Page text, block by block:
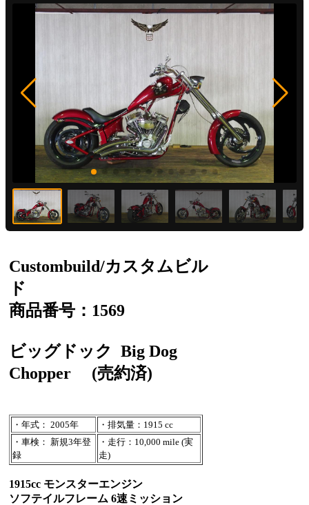
Custombuild/カスタムビル
ド
商品番号：1569
ビッグドック Big Dog
Chopper
(売約済)
・年式： 2005年
・排気量：1915 cc
・車検： 新規3年登
録
・走行：10,000 mile (実
走)
1915cc モンスターエンジン
ソフテイルフレーム 6速ミッション